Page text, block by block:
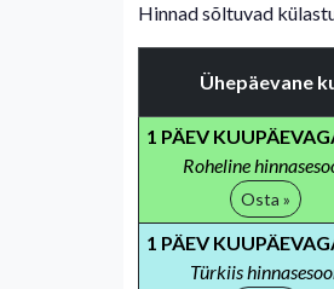
Hinnad sõltuvad
Ühepäevane
1 PÄEV
Roheline
Osta »
1 PÄEV
Türkiis